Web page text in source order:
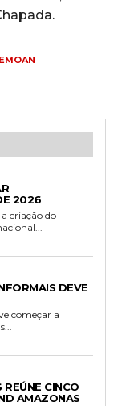
2026
criação do
DEVE
começar a
CINCO
AMAZONAS